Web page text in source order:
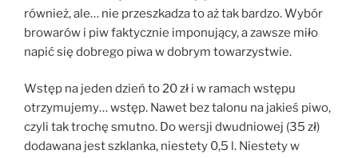
również, ale… nie przeszkadza to aż tak bardzo. Wybór
browarów i piw faktycznie imponujący, a zawsze miło
napić się dobrego piwa w dobrym towarzystwie.
Wstęp na jeden dzień to 20 zł i w ramach wstępu
otrzymujemy… wstęp. Nawet bez talonu na jakieś piwo,
czyli tak trochę smutno. Do wersji dwudniowej (35 zł)
dodawana jest szklanka, niestety 0,5 l. Niestety w